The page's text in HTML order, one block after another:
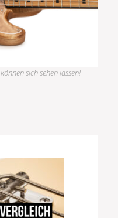
sich sehen lassen!